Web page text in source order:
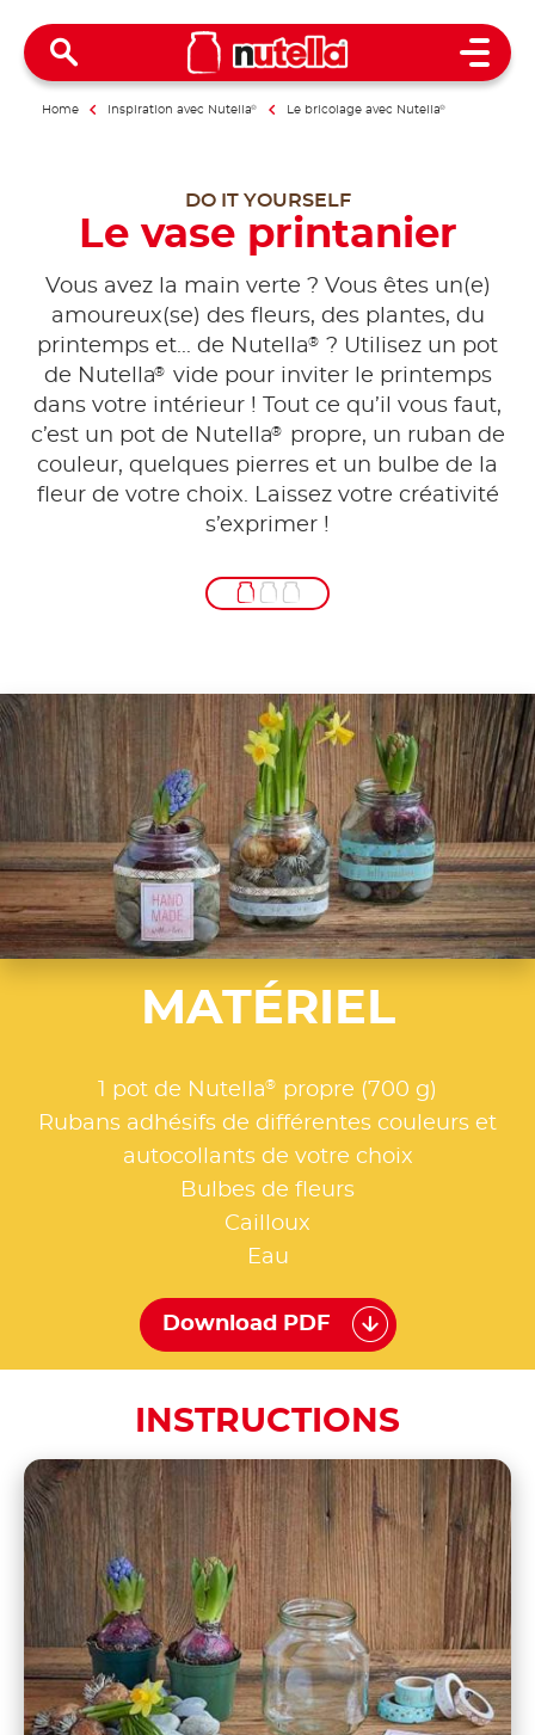
Open
Home Inspiration avec Nutella® Le bricolage avec Nutella®
DO IT YOURSELF
Le vase printanier
Vous avez la main verte ? Vous êtes un(e)
amoureux(se) des fleurs, des plantes, du
printemps et... de Nutella® ? Utilisez un pot
de Nutella®
vide pour inviter le printemps
dans votre intérieur ! Tout ce qu’il vous faut,
c’est un pot de Nutella®
propre, un ruban de
couleur, quelques pierres et un bulbe de la
fleur de votre choix. Laissez votre créativité
s’exprimer !
MATÉRIEL
1 pot de Nutella®
propre (700 g)
Rubans adhésifs de différentes couleurs et
autocollants de votre choix
Bulbes de fleurs
Cailloux
Eau
Download PDF
INSTRUCTIONS